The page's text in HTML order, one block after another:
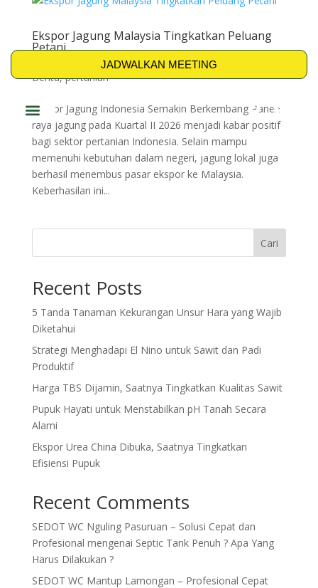
JADWALKAN MEETING
Ekspor Jagung Malaysia Tingkatkan Peluang
Petani
PT Biosindo Mitra Jaya|Jun 9, 2026
Berita,pertanian
Ekspor Jagung Indonesia Semakin Berkembang Panen
raya jagung pada Kuartal II 2026 menjadi kabar positif
bagi sektor pertanian Indonesia. Selain mampu
memenuhi kebutuhan dalam negeri, jagung lokal juga
berhasil menembus pasar ekspor ke Malaysia.
Keberhasilan ini...
Cari
Recent Posts
5 Tanda Tanaman Kekurangan Unsur Hara yang Wajib
Diketahui
Strategi Menghadapi El Nino untuk Sawit dan Padi
Produktif
Harga TBS Dijamin, Saatnya Tingkatkan Kualitas Sawit
Pupuk Hayati untuk Menstabilkan pH Tanah Secara
Alami
Ekspor Urea China Dibuka, Saatnya Tingkatkan
Efisiensi Pupuk
Recent Comments
SEDOT WC Nguling Pasuruan – Solusi Cepat dan
Profesional mengenai Septic Tank Penuh ? Apa Yang
Harus Dilakukan ?
SEDOT WC Mantup Lamongan – Profesional Cepat